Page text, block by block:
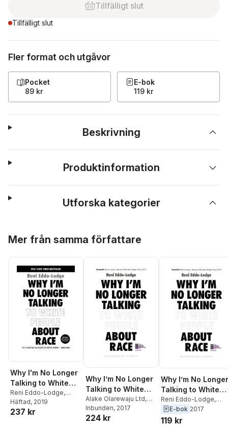
Tillfälligt slut
Tillfälligt slut
Fler format och utgåvor
Pocket
89 kr
E-bok
119 kr
Beskrivning
Produktinformation
Utforska kategorier
Mer från samma författare
Why I'm No Longer
Talking to White
People about Race
Reni Eddo-Lodge,
Alake Olarewaju Ltd
Häftad, 2019
237 kr
Why I’m No Longer
Talking to White
People About Race
Alake Olarewaju Ltd,
Reni Eddo-Lodge
Inbunden, 2017
224 kr
Why I’m No Longer
Talking to White
People About
Reni Eddo-Lodge,
Alake Olarewaju Ltd
E-bok 2017
119 kr